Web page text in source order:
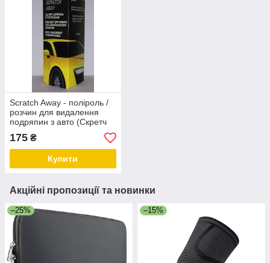
Scratch Away - поліроль /
розчин для видалення
подряпин з авто (Скретч
Эвей)
175 ₴
Купити
Акційні пропозиції та новинки
–25% –15%